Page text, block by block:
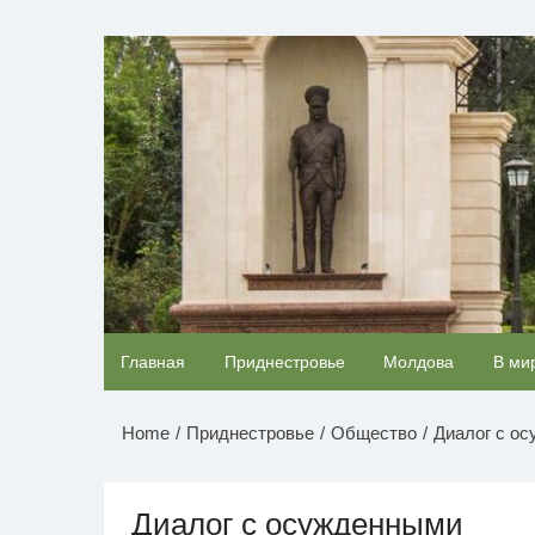
содержимомуНОВОСТИ
Главная Приднестровье Молдова В
Home Приднестровье Общество Диалог с
Диалог с осужденными
Ржу не переставая, это видео пересмотришь